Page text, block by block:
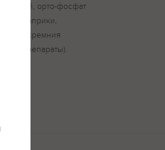
орто-фосфат
паприки,
кремния
и препараты).